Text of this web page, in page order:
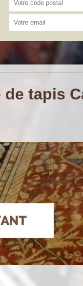
de tapis